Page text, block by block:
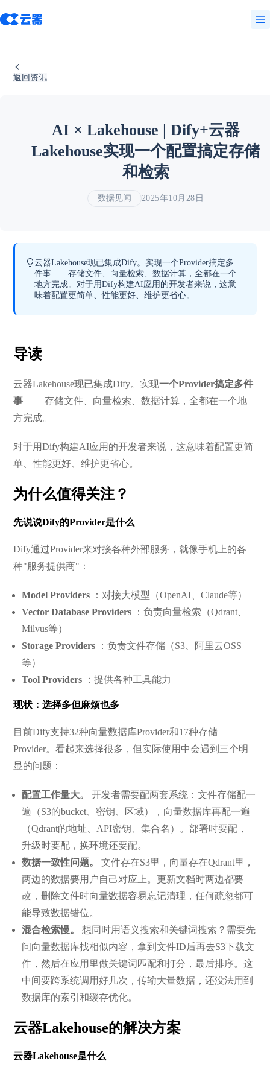
返回资讯
AI × Lakehouse | Dify+云器
Lakehouse实现一个配置搞定存储
和检索
数据见闻 2025年10月28日
云器Lakehouse现已集成Dify。实现一个Provider搞定多
件事——存储文件、向量检索、数据计算，全都在一个
地方完成。对于用Dify构建AI应用的开发者来说，这意
味着配置更简单、性能更好、维护更省心。
导读
云器Lakehouse现已集成Dify。实现一个Provider搞定多件
事 ——存储文件、向量检索、数据计算，全都在一个地
方完成。
对于用Dify构建AI应用的开发者来说，这意味着配置更简
单、性能更好、维护更省心。
为什么值得关注？
先说说Dify的Provider是什么
Dify通过Provider来对接各种外部服务，就像手机上的各
种"服务提供商"：
Model Providers ：对接大模型（OpenAI、Claude等）
Vector Database Providers ：负责向量检索（Qdrant、
Milvus等）
Storage Providers ：负责文件存储（S3、阿里云OSS
等）
Tool Providers ：提供各种工具能力
现状：选择多但麻烦也多
目前Dify支持32种向量数据库Provider和17种存储
Provider。看起来选择很多，但实际使用中会遇到三个明
显的问题：
配置工作量大。
开发者需要配两套系统：文件存储配一
遍（S3的bucket、密钥、区域），向量数据库再配一遍
（Qdrant的地址、API密钥、集合名）。部署时要配，
升级时要配，换环境还要配。
数据一致性问题。
文件存在S3里，向量存在Qdrant里，
两边的数据要用户自己对应上。更新文档时两边都要
改，删除文件时向量数据容易忘记清理，任何疏忽都可
能导致数据错位。
混合检索慢。
想同时用语义搜索和关键词搜索？需要先
问向量数据库找相似内容，拿到文件ID后再去S3下载文
件，然后在应用里做关键词匹配和打分，最后排序。这
中间要跨系统调用好几次，传输大量数据，还没法用到
数据库的索引和缓存优化。
云器Lakehouse的解决方案
云器Lakehouse是什么